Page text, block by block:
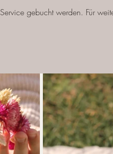
gebucht werden. Für